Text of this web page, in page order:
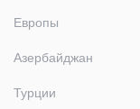
Европы
Азербайджан
Турции